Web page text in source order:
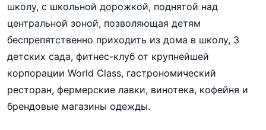
школу, с школьной дорожкой, поднятой над
центральной зоной, позволяющая детям
беспрепятственно приходить из дома в школу, 3
детских сада, фитнес-клуб от крупнейшей
корпорации World Class, гастрономический
ресторан, фермерские лавки, винотека, кофейня и
брендовые магазины одежды.